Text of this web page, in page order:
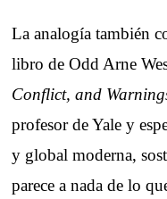
La analogía también
libro de Odd Arne
Conflict, and
profesor de Yale y
y global moderna,
parece a nada de lo